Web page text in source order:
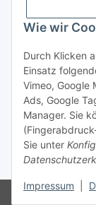
Wie wir
Durch Klicken
Einsatz
Vimeo, Google
Ads, Google
Manager. Sie
Sie unter
Impressum
* Alle Preise inkl.